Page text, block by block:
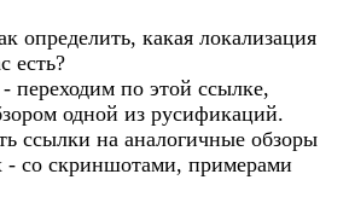
определить, какая локализация
есть?
переходим по этой ссылке,
одной из русификаций.
ссылки на аналогичные обзоры
- со скриншотами, примерами